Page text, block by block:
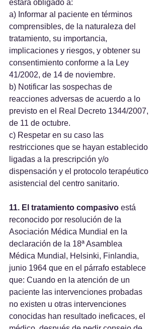
estará obligado a:
a) Informar al paciente en términos
comprensibles, de la naturaleza del
tratamiento, su importancia,
implicaciones y riesgos, y obtener su
consentimiento conforme a la Ley
41/2002, de 14 de noviembre.
b) Notificar las sospechas de
reacciones adversas de acuerdo a lo
previsto en el Real Decreto 1344/2007,
de 11 de octubre.
c) Respetar en su caso las
restricciones que se hayan establecido
ligadas a la prescripción y/o
dispensación y el protocolo terapéutico
asistencial del centro sanitario.
11. El tratamiento compasivo está
reconocido por resolución de la
Asociación Médica Mundial en la
declaración de la 18ª Asamblea
Médica Mundial, Helsinki, Finlandia,
junio 1964 que en el párrafo establece
que: Cuando en la atención de un
paciente las intervenciones probadas
no existen u otras intervenciones
conocidas han resultado ineficaces, el